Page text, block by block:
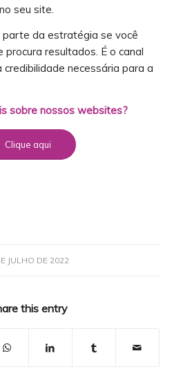
seu site.
parte da estratégia se você
procura resultados. É o canal
necessária para a
sobre nossos websites?
Clique aqui
JULHO DE 2022
this entry